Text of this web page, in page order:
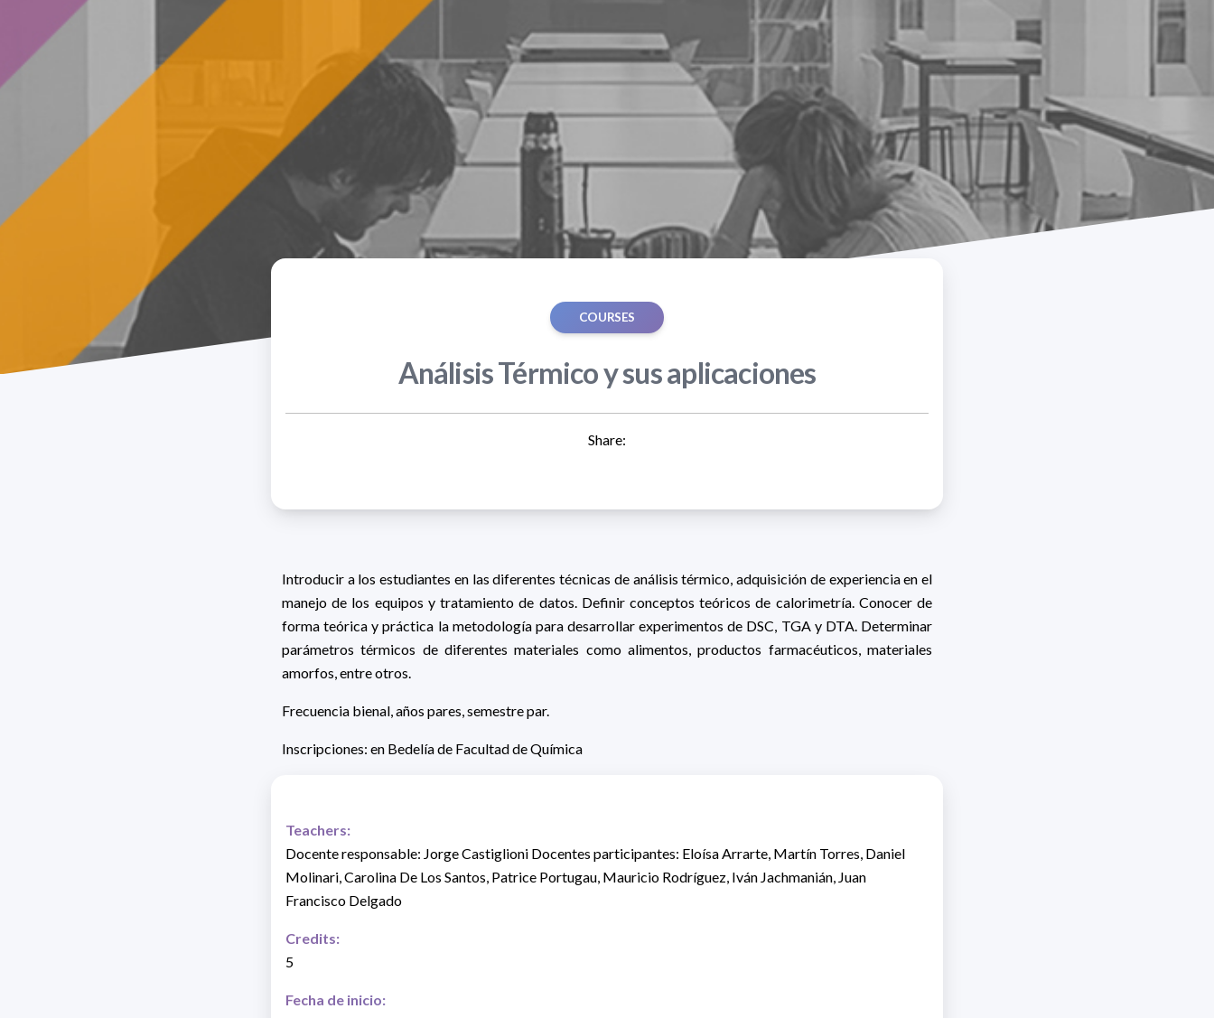
COURSES
Análisis Térmico y sus aplicaciones
Share:
Introducir a los estudiantes en las diferentes técnicas de análisis térmico, adquisición de experiencia en el
manejo de los equipos y tratamiento de datos. Definir conceptos teóricos de calorimetría. Conocer de
forma teórica y práctica la metodología para desarrollar experimentos de DSC, TGA y DTA. Determinar
parámetros térmicos de diferentes materiales como alimentos, productos farmacéuticos, materiales
amorfos, entre otros.
Frecuencia bienal, años pares, semestre par.
Inscripciones: en Bedelía de Facultad de Química
Teachers:
Docente responsable: Jorge Castiglioni Docentes participantes: Eloísa Arrarte, Martín Torres, Daniel
Molinari, Carolina De Los Santos, Patrice Portugau, Mauricio Rodríguez, Iván Jachmanián, Juan
Francisco Delgado
Credits:
5
Fecha de inicio: